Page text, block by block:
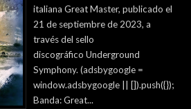
italiana Great Master, publicado el
21 de septiembre de 2023, a
través del sello
discográfico Underground
Symphony. (adsbygoogle =
window.adsbygoogle || []).push({});
Banda: Great...